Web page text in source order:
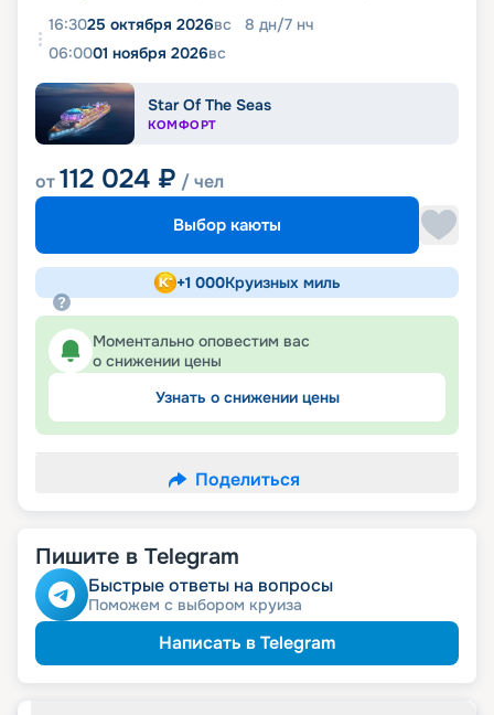
16:3025 октября 2026вс 8 дн/7 нч
06:0001 ноября 2026вс
Star Of The Seas
КОМФОРТ
от112 024 ₽ / чел
Выбор каюты
+1 000Круизных миль
Моментально оповестим вас
о снижении цены
Узнать о снижении цены
Поделиться
Пишите в Telegram
Быстрые ответы на вопросы
Поможем с выбором круиза
Написать в Telegram